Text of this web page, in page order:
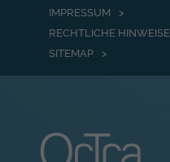
IMPRESSUM
RECHTLICHE HINWEISE
SITEMAP